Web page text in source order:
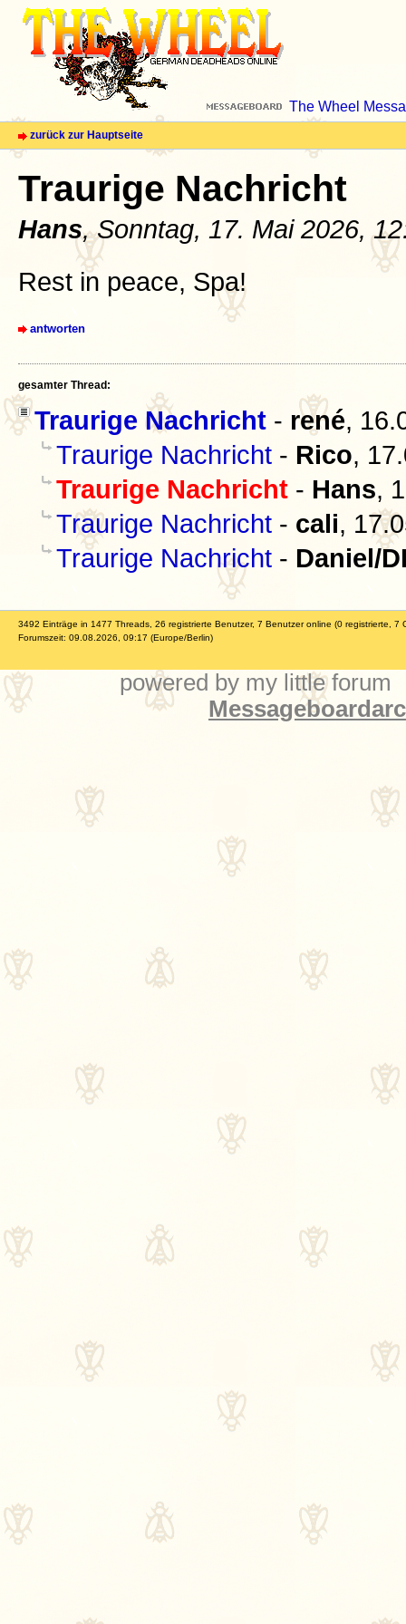
The Wheel
zurück zur Hauptseite
Traurige Nachricht
Hans, Sonntag, 17. Mai 2026,
Rest in peace, Spa!
antworten
gesamter Thread:
Traurige Nachricht - rené,
Traurige Nachricht - Rico,
Traurige Nachricht - Hans,
Traurige Nachricht - cali,
Traurige Nachricht - Daniel/
3492 Einträge in 1477 Threads, 26 registrierte Benutzer, 7 Benutzer online (0 registrierte, 7
Forumszeit: 09.08.2026, 09:17 (Europe/Berlin)
powered by my little forum